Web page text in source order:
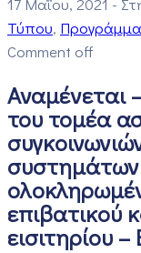
Τύπου‚
Comment off
Αναμένεται
του τομέα
επιβατικού
εισιτηρίου –